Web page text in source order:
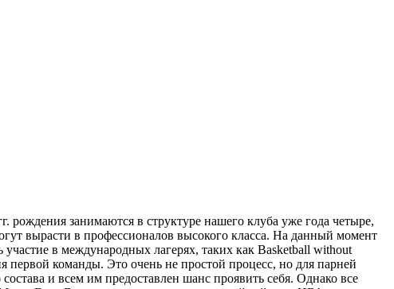
занимаются в структуре нашего клуба уже года четыре,
вырасти в профессионалов высокого класса. На данный момент
в международных лагерях, таких как Basketball without
первой команды. Это очень не простой процесс, но для парней
и всем им предоставлен шанс проявить себя. Однако все